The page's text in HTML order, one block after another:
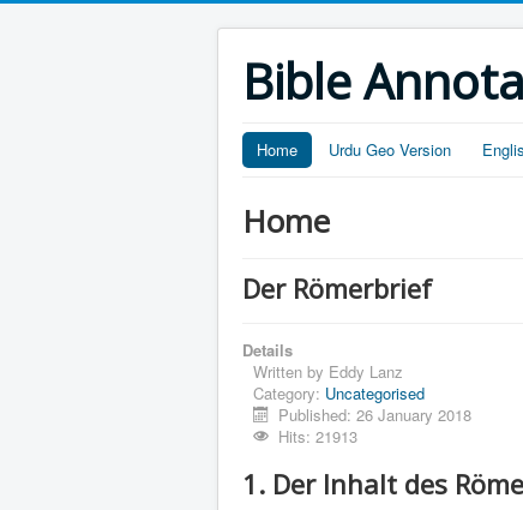
Bible
Home Urdu Geo Version
Home
Der Römerbrief
Details
Written by Eddy Lanz
Category: Uncategorised
Published: 26 January 2018
Hits: 21913
1. Der Inhalt des